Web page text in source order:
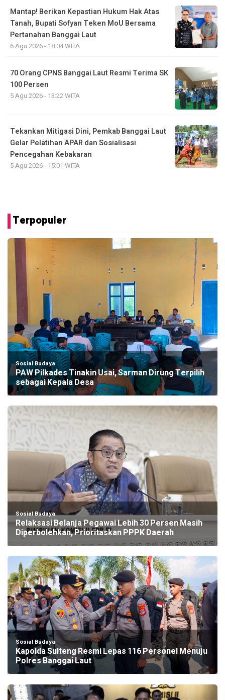
Mantap! Berikan Kepastian Hukum Hak Atas
Tanah, Bupati Sofyan Teken MoU Bersama
Pertanahan Banggai Laut
6 Agu 2026 - 18:04 WITA
70 Orang CPNS Banggai Laut Resmi Terima SK
100 Persen
5 Agu 2026 - 13:22 WITA
Tekankan Mitigasi Dini, Pemkab Banggai Laut
Gelar Pelatihan APAR dan Sosialisasi
Pencegahan Kebakaran
5 Agu 2026 - 15:01 WITA
Terpopuler
Sosial Budaya
PAW Pilkades Tinakin Usai, Sarman Dirung Terpilih
sebagai Kepala Desa
Sosial Budaya
Relaksasi Belanja Pegawai Lebih 30 Persen Masih
Diperbolehkan, Prioritaskan PPPK Daerah
Sosial Budaya
Kapolda Sulteng Resmi Lepas 116 Personel Menuju
Polres Banggai Laut